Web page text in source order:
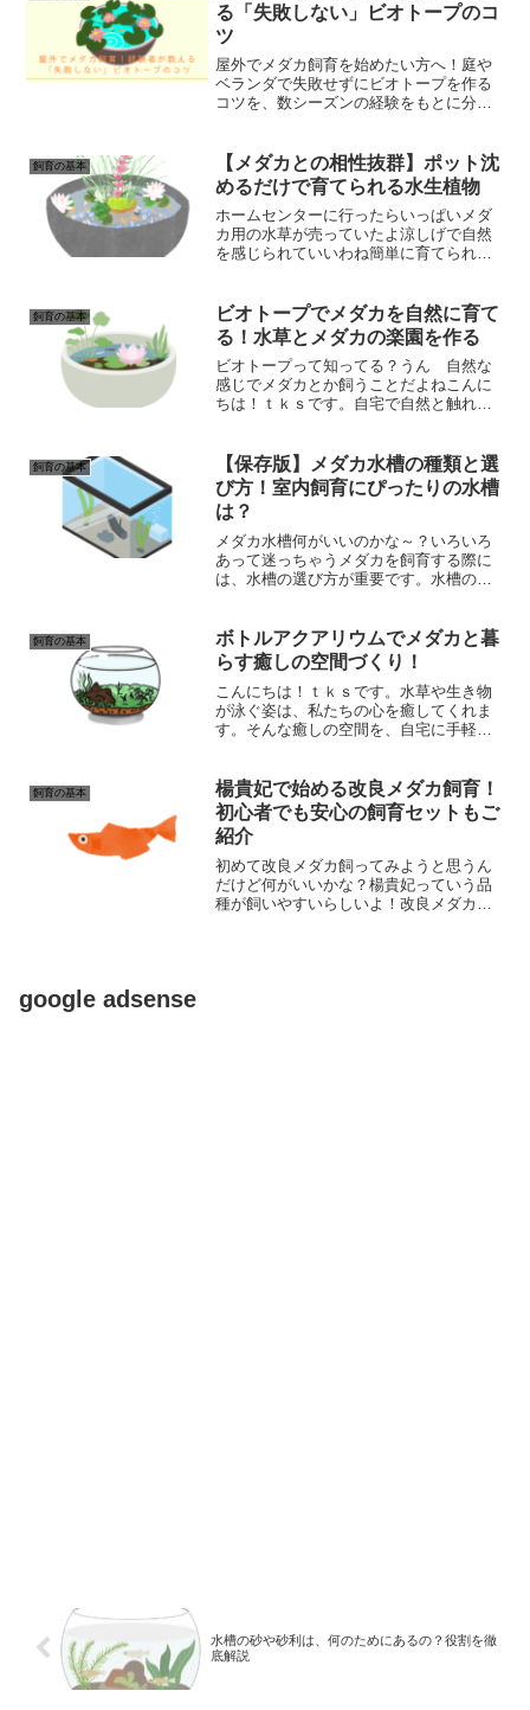
る「失敗しない」ビオトープのコ
ツ
屋外でメダカ飼育を始めたい方へ！庭や
ベランダで失敗せずにビオトープを作る
コツを、数シーズンの経験をもとに分か
工夫まで。日常のふとした癒やしになる
「メダカのいる暮らし」を始めてみませ
んか？
飼育の基本
【メダカとの相性抜群】ポット沈
めるだけで育てられる水生植物
ホームセンターに行ったらいっぱいメダ
カ用の水草が売っていたよ涼しげで自然
を感じられていいわね簡単に育てられる
しの効果も抜群です。メダカを飼育する
だけでなく、水草を一緒に...
飼育の基本
ビオトープでメダカを自然に育て
る！水草とメダカの楽園を作る
ビオトープって知ってる？うん 自然な
感じでメダカとか飼うことだよねこんに
ちは！ｔｋｓです。自宅で自然と触れ合
物が安定して生活できる生息空間のこ
と。小さな池や水槽で、水草...
飼育の基本
【保存版】メダカ水槽の種類と選
び方！室内飼育にぴったりの水槽
は？
メダカ水槽何がいいのかな～？いろいろ
あって迷っちゃうメダカを飼育する際に
は、水槽の選び方が重要です。水槽の種
カを飼育する際には、まず水槽選びが重
要です。今回は、メダカ水...
飼育の基本
ボトルアクアリウムでメダカと暮
らす癒しの空間づくり！
こんにちは！ｔｋｓです。水草や生き物
が泳ぐ姿は、私たちの心を癒してくれま
す。そんな癒しの空間を、自宅に手軽に
なボトルや瓶の中に、水草やメダカなど
の生き物を飼育する方法で...
飼育の基本
楊貴妃で始める改良メダカ飼育！
初心者でも安心の飼育セットもご
紹介
初めて改良メダカ飼ってみようと思うん
だけど何がいいかな？楊貴妃っていう品
種が飼いやすいらしいよ！改良メダカの
google adsense
水槽の砂や砂利は、何のためにあるの？役割を徹
底解説